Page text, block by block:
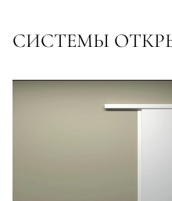
СИСТЕМЫ